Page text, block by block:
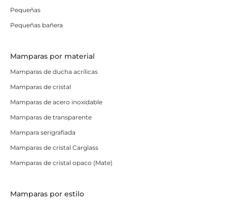
Pequeñas
Pequeñas bañera
Mamparas por material
Mamparas de ducha acrílicas
Mamparas de cristal
Mamparas de acero inoxidable
Mamparas de transparente
Mampara serigrafiada
Mamparas de cristal Carglass
Mamparas de cristal opaco (Mate)
Mamparas por estilo